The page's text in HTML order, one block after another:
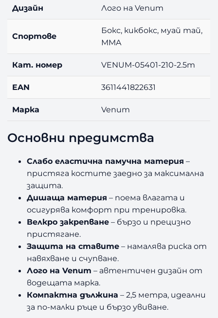
Дизайн Лого на Venum
Спортове
Бокс, кикбокс, муай тай,
MMA
Кат. номер VENUM-05401-210-2.5m
EAN 3611441822631
Марка Venum
Основни предимства
Слабо еластична памучна материя –
пристяга костите заедно за максимална
защита.
Дишаща материя – поема влагата и
осигурява комфорт при тренировка.
Велкро закрепване – бързо и прецизно
пристягане.
Защита на ставите – намалява риска от
навяхване и счупване.
Лого на Venum – автентичен дизайн от
водещата марка.
Компактна дължина – 2,5 метра, идеални
за по-малки ръце и бързо увиване.